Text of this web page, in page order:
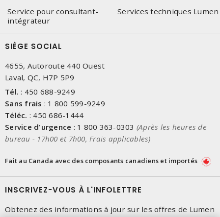
Service pour consultant-
intégrateur
Services techniques Lumen
SIÈGE SOCIAL
4655, Autoroute 440 Ouest
Laval, QC, H7P 5P9
Tél. : 450 688-9249
Sans frais : 1 800 599-9249
Téléc. : 450 686-1444
Service d'urgence : 1 800 363-0303 (Après les heures de
bureau - 17h00 et 7h00, Frais applicables)
Fait au Canada avec des composants canadiens et importés
INSCRIVEZ-VOUS À L'INFOLETTRE
Obtenez des informations à jour sur les offres de Lumen